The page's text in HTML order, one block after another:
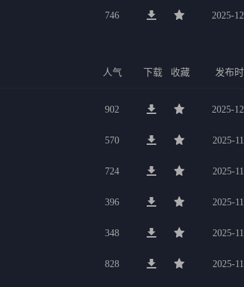
746 2025-
人气 下载 收藏 发布时
902 2025-
570 2025-
724 2025-
396 2025-
348 2025-
828 2025-